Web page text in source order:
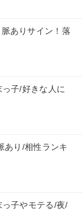
ありサイン！落
子/好きな人に
あり/相性ランキ
子やモテる/夜/